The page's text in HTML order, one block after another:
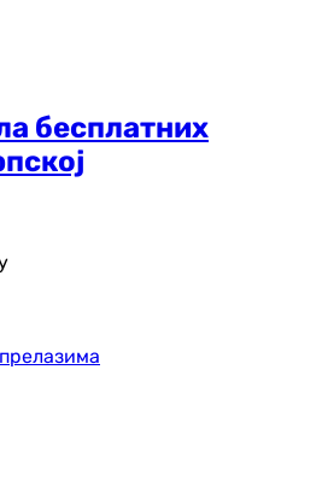
бесплатних